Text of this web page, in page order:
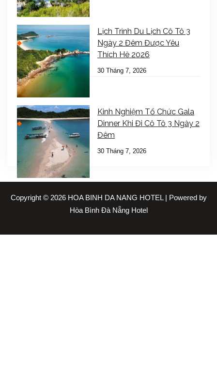
Lịch Trình Du Lịch Cô Tô 3
Ngày 2 Đêm Được Yêu
Thích Hè 2026
30 Tháng 7, 2026
Kinh Nghiệm Tổ Chức Gala
Dinner Khi Đi Cô Tô 3 Ngày 2
Đêm
30 Tháng 7, 2026
Copyright © 2026 HOA BINH DA NANG HOTEL | Powered by
Hòa Bình Đà Nẵng Hotel